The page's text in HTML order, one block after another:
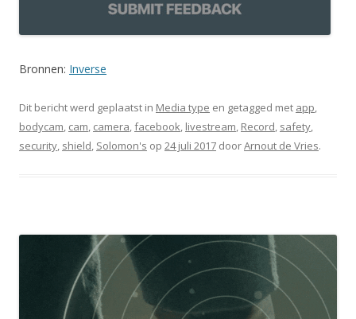
Bronnen: Inverse
Dit bericht werd geplaatst in Media type en getagged met app,
bodycam, cam, camera,facebook, livestream, Record, safety,
security, shield, Solomon's op 24 juli 2017 doorArnout de Vries.